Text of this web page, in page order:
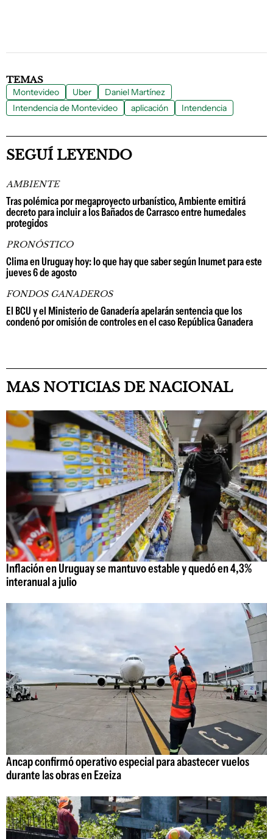
TEMAS
Montevideo Uber
Daniel Martínez
Intendencia de Montevideo
aplicación Intendencia
SEGUÍ LEYENDO
AMBIENTE
Tras polémica por megaproyecto urbanístico, Ambiente emitirá
decreto para incluir a los Bañados de Carrasco entre humedales
protegidos
PRONÓSTICO
Clima en Uruguay hoy: lo que hay que saber según Inumet para este
jueves 6 de agosto
FONDOS GANADEROS
El BCU y el Ministerio de Ganadería apelarán sentencia que los
condenó por omisión de controles en el caso República Ganadera
MAS NOTICIAS DE NACIONAL
Inflación en Uruguay se mantuvo estable y quedó en 4,3%
interanual a julio
Ancap confirmó operativo especial para abastecer vuelos
durante las obras en Ezeiza